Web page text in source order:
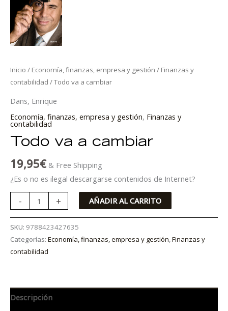
Inicio / Economía, finanzas, empresa y gestión / Finanzas y
contabilidad / Todo va a cambiar
Dans, Enrique
Economía, finanzas, empresa y gestión, Finanzas y
contabilidad
Todo va a cambiar
19,95€ & Free Shipping
¿Es o no es ilegal descargarse contenidos de Internet?
- + AÑADIR AL CARRITO
SKU: 9788423427635
Categorías: Economía, finanzas, empresa y gestión,Finanzas y
contabilidad
Descripción